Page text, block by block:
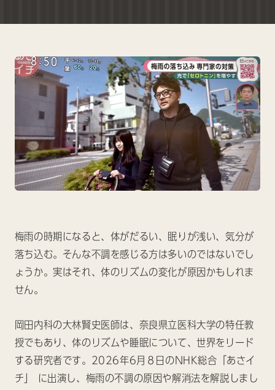
梅雨の時期になると、体がだるい、眠りが浅い、気分が
落ち込む。そんな不調を感じる方は多いのではないでし
ょうか。実はそれ、体のリズムの変化が原因かもしれま
せん。
岡田内科の大林賢史医師は、奈良県立医科大学の特任教
授でもあり、体のリズムや睡眠について、世界をリード
する研究者です。2026年6月８日のNHK総合「あさイ
チ」 に出演し、梅雨の不調の原因や解消法を解説しまし